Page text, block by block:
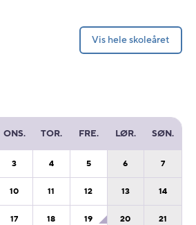
Vis hele skoleåret
ONS. TOR. FRE. LØR. SØN.
3 4 5 6 7
10 11 12 13 14
17 18 19 20 21